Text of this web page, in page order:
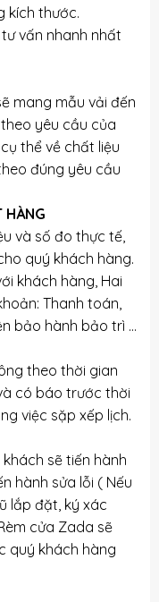
kích thước.
vấn nhanh nhất
mang mẫu vải đến
yêu cầu của
thể về chất liệu
đúng yêu cầu
HÀNG
và số đo thực tế,
quý khách hàng.
khách hàng, Hai
Thanh toán,
bảo hành bảo trì …
theo thời gian
có báo trước thời
việc sặp xếp lịch.
sẽ tiến hành
hành sửa lỗi ( Nếu
lắp đặt, ký xác
cửa Zada sẽ
quý khách hàng